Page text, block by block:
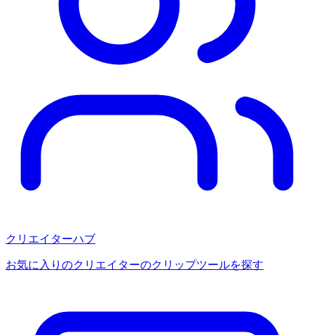
クリエイターハブ
お気に入りのクリエイターのクリップツールを探す